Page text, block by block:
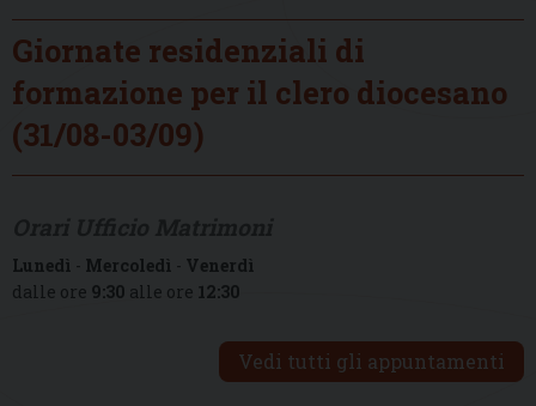
Giornate residenziali di
formazione per il clero diocesano
(31/08-03/09)
Lunedì - Mercoledì - Venerdì
dalle ore 9:30 alle ore 12:30
Vedi tutti gli appuntamenti